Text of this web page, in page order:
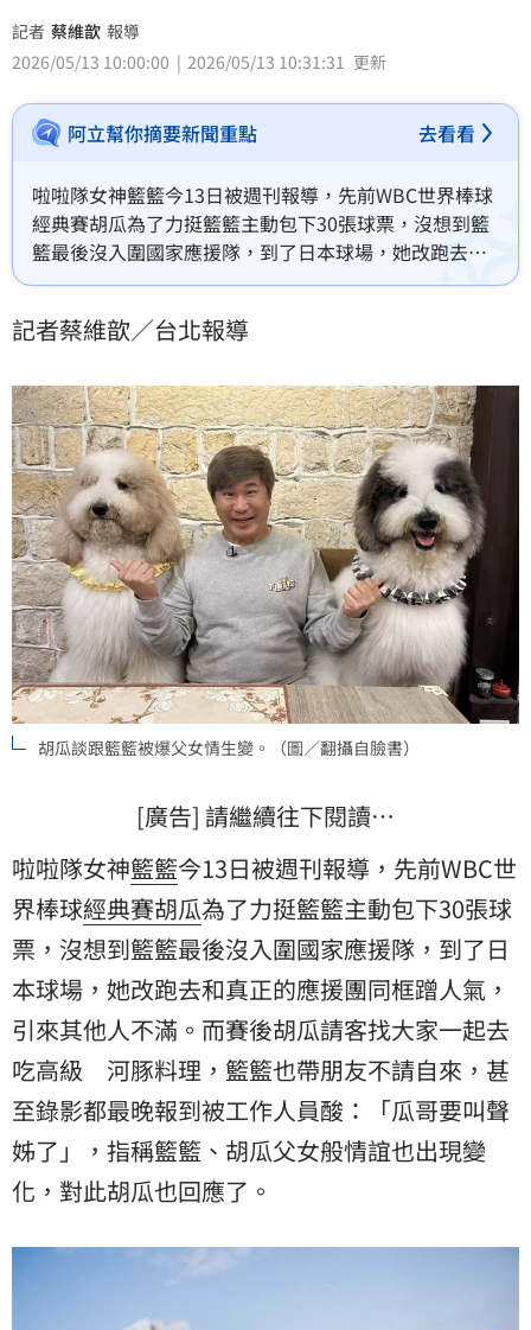
記者 蔡維歆 報導
2026/05/13 10:00:00
2026/05/13 10:31:31 更新
阿立幫你摘要新聞重點 去看看
啦啦隊女神籃籃今13日被週刊報導，先前WBC世界棒球
經典賽胡瓜為了力挺籃籃主動包下30張球票，沒想到籃
籃最後沒入圍國家應援隊，到了日本球場，她改跑去和
真正的應援團同框蹭人氣，引來其他人不滿。而賽後胡
請自來，甚至錄影都最晚報到被工作人員酸：「瓜哥要
此胡瓜也回應了。蔡維歆
記者蔡維歆／台北報導
胡瓜談跟籃籃被爆父女情生變。（圖／翻攝自臉書）
[廣告] 請繼續往下閱讀…
啦啦隊女神籃籃今13日被週刊報導，先前WBC世
界棒球經典賽胡瓜為了力挺籃籃主動包下30張球
票，沒想到籃籃最後沒入圍國家應援隊，到了日
本球場，她改跑去和真正的應援團同框蹭人氣，
引來其他人不滿。而賽後胡瓜請客找大家一起去
吃高級 河豚料理，籃籃也帶朋友不請自來，甚
至錄影都最晚報到被工作人員酸：「瓜哥要叫聲
姊了」，指稱籃籃、胡瓜父女般情誼也出現變
化，對此胡瓜也回應了。